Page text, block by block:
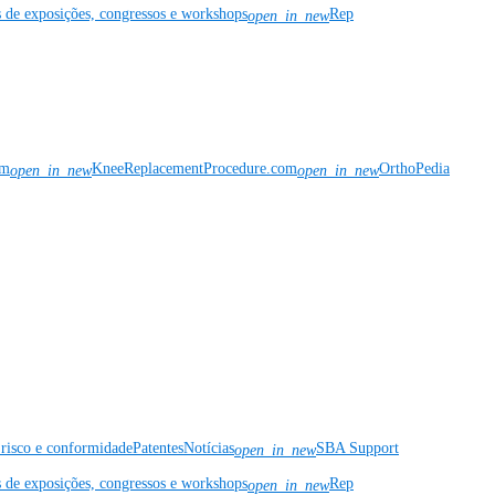
exposições, congressos e workshopsopen_in_newRep
open_in_newKneeReplacementProcedure.comopen_in_newOrthoPedia
e conformidadePatentesNotíciasopen_in_newSBA Support
exposições, congressos e workshopsopen_in_newRep